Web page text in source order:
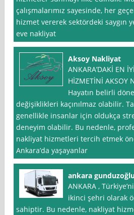
çalışmalarımız sayesinde, her
hizmet vererek sektördeki saygın
eve nakliyat
Aksoy Nakliyat
ANKARA’DAKİ EN
HİZMETİNİ AKSOY
Hayatın belirli
değişiklikleri kaçınılmaz olabilir.
genellikle insanlar için oldukça
deneyim olabilir. Bu nedenle,
nakliyat hizmetleri tercih etmek
Ankara’da yaşayanlar
ankara
ANKARA ,
ikinci şehri olarak
sahiptir. Bu nedenle, nakliyat